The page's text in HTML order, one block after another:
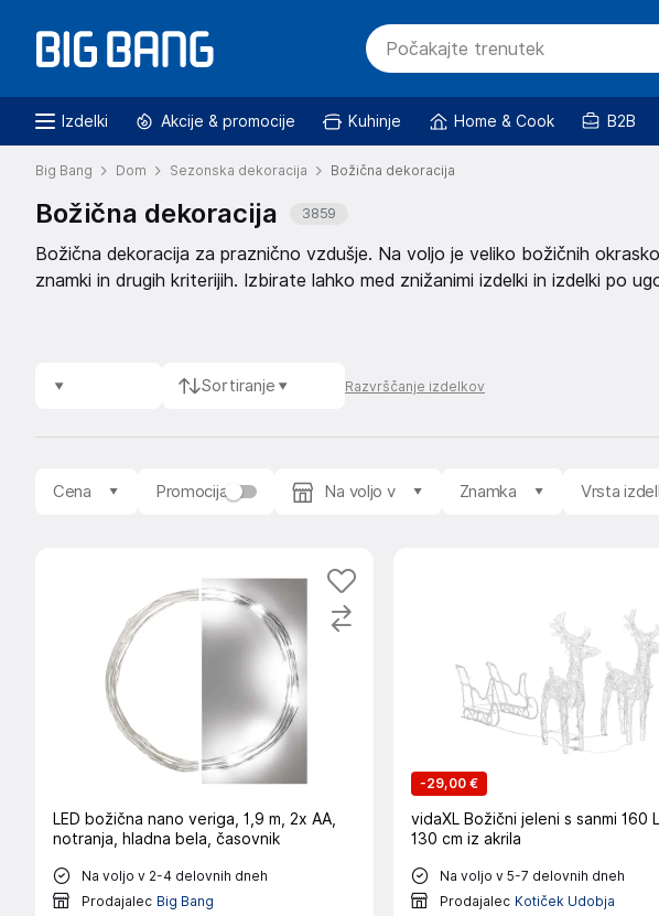
Izdelki Akcije & promocije Kuhinje Home & Cook B2B
Big Bang Dom Sezonska dekoracija Božična dekoracija
Božična dekoracija 3859
Božična dekoracija za praznično vzdušje. Na voljo je veliko božičnih
znamki in drugih kriterijih. Izbirate lahko med znižanimi izdelki in izdelki po
Sortiranje Razvrščanje izdelkov
Cena Promocija Na voljo v Znamka Vrsta
LED božična nano veriga, 1,9 m, 2x AA,
notranja, hladna bela, časovnik
Na voljo v 2-4 delovnih dneh
Prodajalec Big Bang
-29,00 €
vidaXL Božični jeleni s sanmi 160
130 cm iz akrila
Na voljo v 5-7 delovnih dneh
Prodajalec Kotiček Udobja